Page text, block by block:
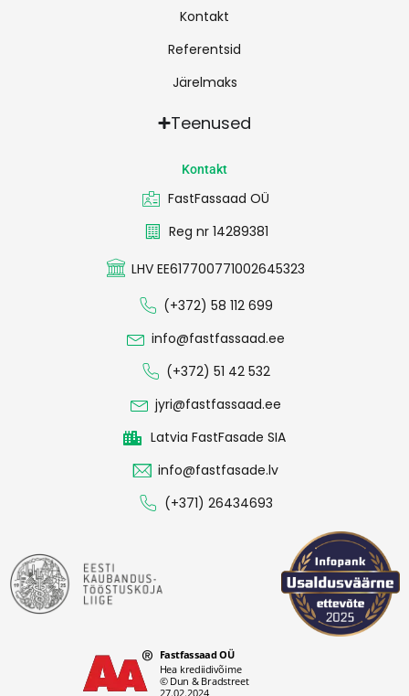
Kontakt
Referentsid
Järelmaks
Teenused
Kontakt
FastFassaad OÜ
Reg nr 14289381
LHV EE617700771002645323
(+372) 58 112 699
info@fastfassaad.ee
(+372) 51 42 532
jyri@fastfassaad.ee
Latvia FastFasade SIA
info@fastfasade.lv
(+371) 26434693